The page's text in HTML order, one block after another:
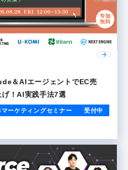
＆AIエージェントでEC売
！AI実践手法7選
ーケティングセミナー
受付中